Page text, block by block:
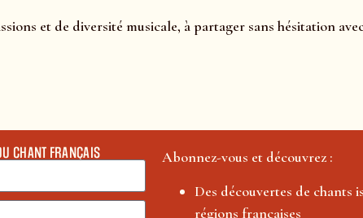
et de diversité musicale, à partager sans hésitation
CHANT FRANÇAIS
Abonnez-vous et découvrez :
Des découvertes de chants
régions françaises